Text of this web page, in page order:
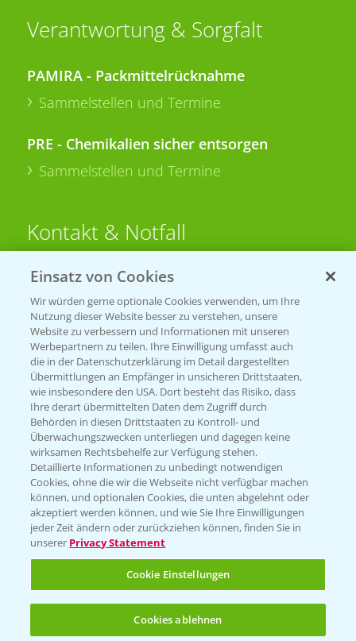
Verantwortung & Sorgfalt
PAMIRA - Packmittelrücknahme
Sammelstellen und Termine
PRE - Chemikalien sicher entsorgen
Sammelstellen und Termine
Kontakt & Notfall
Beratung auf WhatsApp
T.+49 (0)174 346 564 1
KONTAKT
Hilfe in Notfällen
T.+49 (0)214/30-20220
Folgen Sie uns
Einsatz von Cookies
Wir würden gerne optionale Cookies verwenden, um Ihre
Nutzung dieser Website besser zu verstehen, unsere
Website zu verbessern und Informationen mit unseren
Werbepartnern zu teilen. Ihre Einwilligung umfasst auch
die in der Datenschutzerklärung im Detail dargestellten
Übermittlungen an Empfänger in unsicheren Drittstaaten,
wie insbesondere den USA. Dort besteht das Risiko, dass
Ihre derart übermittelten Daten dem Zugriff durch
Behörden in diesen Drittstaaten zu Kontroll- und
Überwachungszwecken unterliegen und dagegen keine
wirksamen Rechtsbehelfe zur Verfügung stehen.
Detaillierte Informationen zu unbedingt notwendigen
Cookies, ohne die wir die Webseite nicht verfügbar machen
können, und optionalen Cookies, die unten abgelehnt oder
akzeptiert werden können, und wie Sie Ihre Einwilligungen
jeder Zeit ändern oder zurückziehen können, finden Sie in
unserer Privacy Statement
Cookie Einstellungen
Cookies ablehnen